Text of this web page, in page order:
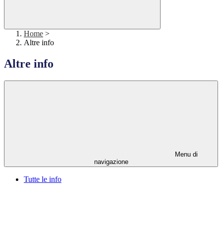
Home >
Altre info
Altre info
Menu di
navigazione
Tutte le info